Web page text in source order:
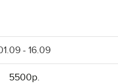
- 16.09
5500р.